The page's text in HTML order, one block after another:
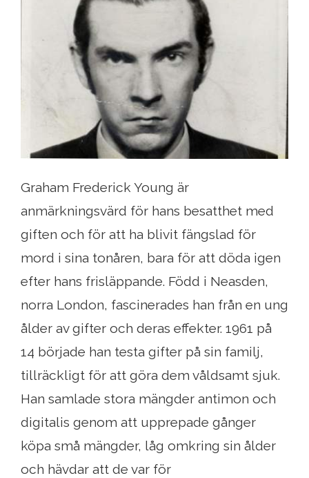
Graham Frederick Young är
anmärkningsvärd för hans besatthet med
giften och för att ha blivit fängslad för
mord i sina tonåren, bara för att döda igen
efter hans frisläppande. Född i Neasden,
norra London, fascinerades han från en ung
ålder av gifter och deras effekter. 1961 på
14 började han testa gifter på sin familj,
tillräckligt för att göra dem våldsamt sjuk.
Han samlade stora mängder antimon och
digitalis genom att upprepade gånger
köpa små mängder, låg omkring sin ålder
och hävdar att de var för